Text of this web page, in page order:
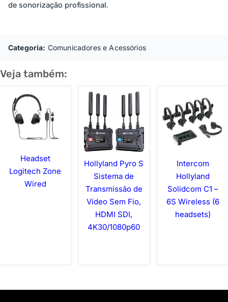
de sonorização profissional.
Categoria: Comunicadores e Acessórios
Veja também:
Headset
Logitech Zone
Wired
Hollyland Pyro S
Sistema de
Transmissão de
Vídeo Sem Fio,
HDMI SDI,
4K30/1080p60
Intercom
Hollyland
Solidcom C1 –
6S Wireless (6
headsets)